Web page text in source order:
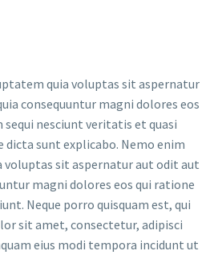
quia voluptas sit aspernatur
consequuntur magni dolores eos
nesciunt veritatis et quasi
sunt explicabo. Nemo enim
voluptas sit aspernatur aut odit aut
magni dolores eos qui ratione
Neque porro quisquam est, qui
sit amet, consectetur, adipisci
eius modi tempora incidunt ut